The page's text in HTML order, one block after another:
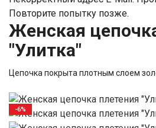
Повторите попытку позже.
Женская
"Улитка"
Цепочка покрыта плотным слоем
-6%